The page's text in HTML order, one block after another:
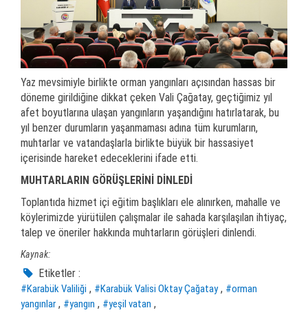
Yaz mevsimiyle birlikte orman yangınları açısından hassas bir
döneme girildiğine dikkat çeken Vali Çağatay, geçtiğimiz yıl
afet boyutlarına ulaşan yangınların yaşandığını hatırlatarak, bu
yıl benzer durumların yaşanmaması adına tüm kurumların,
muhtarlar ve vatandaşlarla birlikte büyük bir hassasiyet
içerisinde hareket edeceklerini ifade etti.
MUHTARLARIN GÖRÜŞLERİNİ DİNLEDİ
Toplantıda hizmet içi eğitim başlıkları ele alınırken, mahalle ve
köylerimizde yürütülen çalışmalar ile sahada karşılaşılan ihtiyaç,
talep ve öneriler hakkında muhtarların görüşleri dinlendi.
Kaynak:
Etiketler :
#Karabük Valiliği , #Karabük Valisi Oktay Çağatay, #orman
yangınlar , #yangın , #yeşil vatan ,